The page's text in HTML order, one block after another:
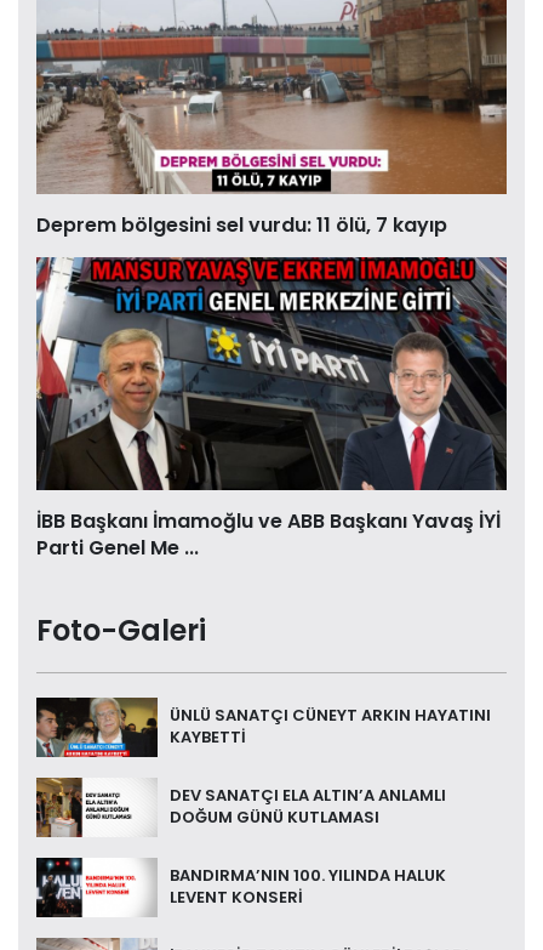
Deprem bölgesini sel vurdu: 11 ölü, 7 kayıp
İBB Başkanı İmamoğlu ve ABB Başkanı Yavaş İYİ
Parti Genel Me ...
Foto-Galeri
ÜNLÜ SANATÇI CÜNEYT ARKIN HAYATINI
KAYBETTİ
DEV SANATÇI ELA ALTIN’A ANLAMLI
DOĞUM GÜNÜ KUTLAMASI
BANDIRMA’NIN 100. YILINDA HALUK
LEVENT KONSERİ